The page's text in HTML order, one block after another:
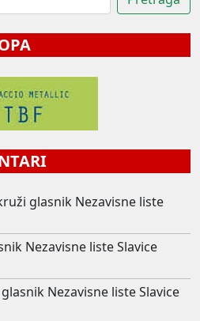
glasnik Nezavisne liste
Nezavisne liste Slavice
Nezavisne liste Slavice